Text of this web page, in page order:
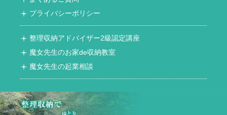
プライバシーポリシー
整理収納アドバイザー2級認定講座
魔女先生のお家de収納教室
魔女先生の起業相談